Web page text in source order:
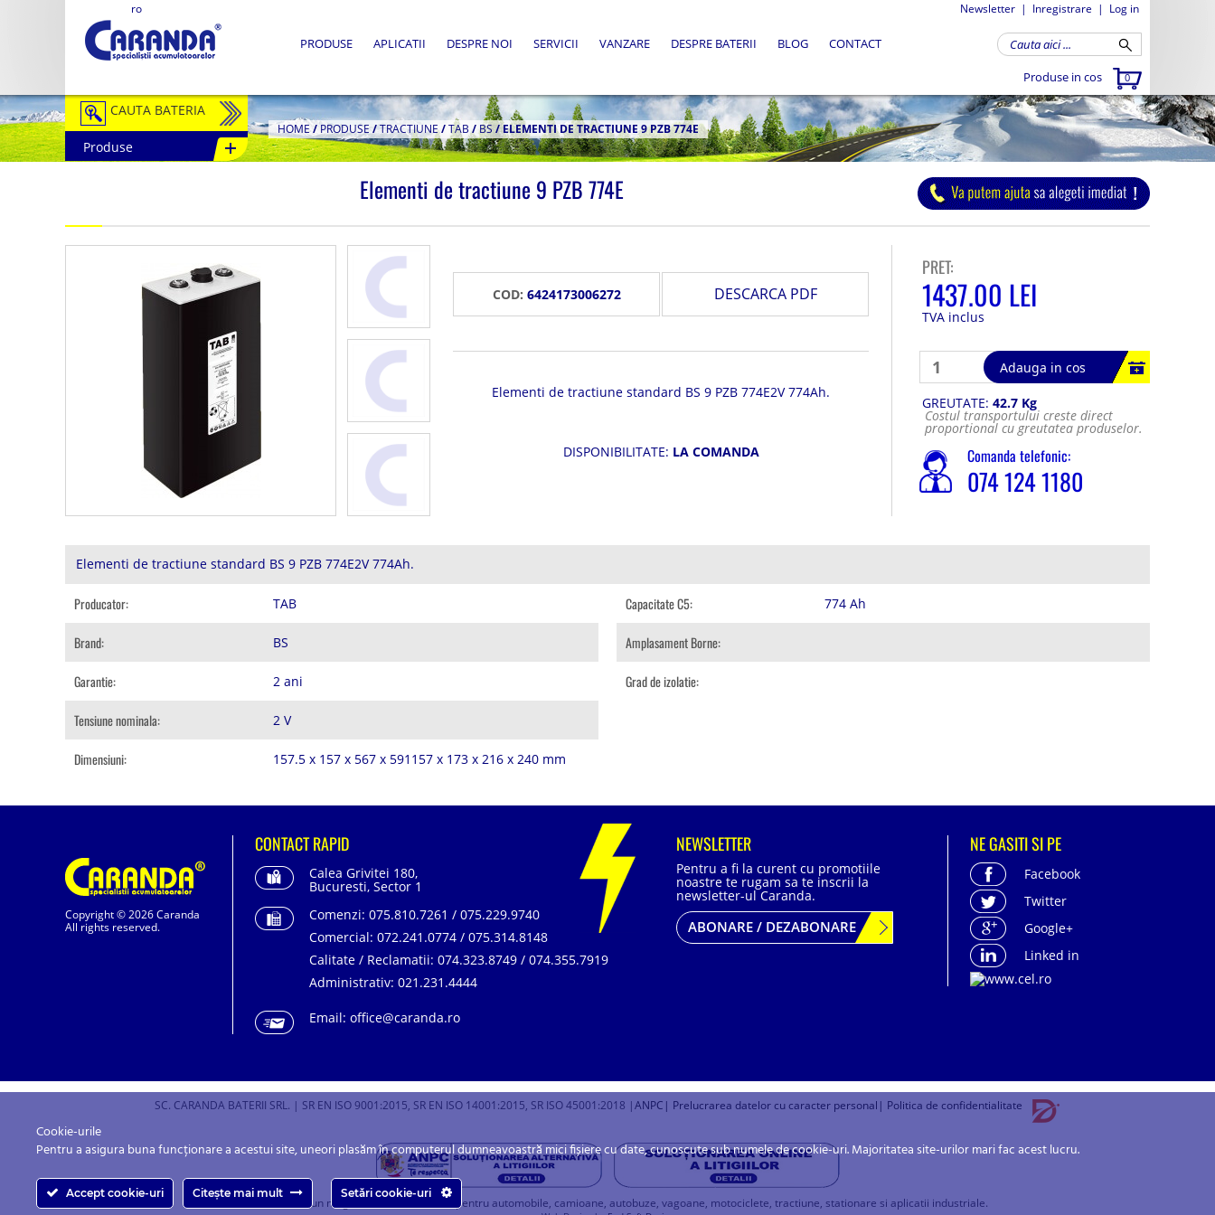
ro Newsletter | Inregistrare | Log in
Produse in cos 0
PRODUSE APLICATII DESPRE NOI SERVICII VANZARE DESPRE BATERII BLOG CONTACT
CAUTA BATERIA
Auto / Moto
Semitractiune
Redresoare
Accesorii Baterii
Fotovoltaice
Produse
HOME/PRODUSE /TRACTIUNE/TAB/BS/ELEMENTI DE TRACTIUNE 9 PZB 774E
Elementi de tractiune 9 PZB 774E
COD: 6424173006272 DESCARCA PDF
Elementi de tractiune standard BS 9 PZB 774E2V 774Ah.
DISPONIBILITATE: LA COMANDA
PRET:
1437.00 LEI
TVA inclus
Adauga in cos
GREUTATE: 42.7 Kg
Costul transportului creste direct
proportional cu greutatea produselor.
Comanda telefonic:
074 124 1180
Elementi de tractiune standard BS 9 PZB 774E2V 774Ah.
Producator: TAB
Brand: BS
Garantie: 2 ani
Tensiune nominala: 2 V
Dimensiuni: 157.5 x 157 x 567 x 591157 x 173 x 216 x 240 mm
Capacitate C5: 774 Ah
Amplasament Borne:
Grad de izolatie:
Copyright © 2026 Caranda
All rights reserved.
CONTACT RAPID
Calea Grivitei 180,
Bucuresti, Sector 1
Comenzi: 075.810.7261 / 075.229.9740
Comercial: 072.241.0774 / 075.314.8148
Calitate / Reclamatii: 074.323.8749 / 074.355.7919
Administrativ: 021.231.4444
Email: office@caranda.ro
NEWSLETTER
Pentru a fi la curent cu promotiile
noastre te rugam sa te inscrii la
newsletter-ul Caranda.
ABONARE / DEZABONARE
NE GASITI SI PE
Facebook
Twitter
Google+
Linked in
SC. CARANDA BATERII SRL. | SR EN ISO 9001:2015, SR EN ISO 14001:2015, SR ISO 45001:2018 |ANPC | Prelucrarea datelor cu caracter personal | Politica de confidentialitate
Caranda.ro este un magazin online cu baterii pentru automobile, camioane, autobuze, vagoane, motociclete, tractiune, stationare si aplicatii industriale.
Cookie-urile
Pentru a asigura buna funcționare a acestui site, uneori plasăm în computerul dumneavoastră mici fișiere cu date, cunoscute sub numele de cookie-uri. Majoritatea site-urilor mari fac acest lucru.
Accept cookie-uri Citește mai mult Setări cookie-uri